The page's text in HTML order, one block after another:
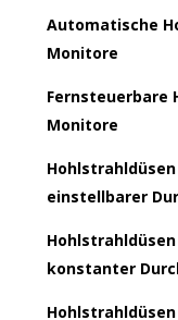
Automatische
Monitore
Fernsteuerbare
Monitore
einstellbarer
konstanter